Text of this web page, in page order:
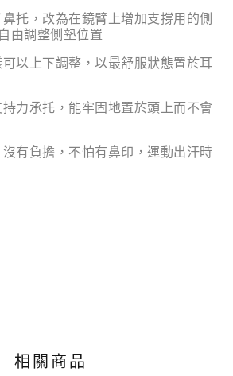
托，改為在鏡臂上增加支撐用的側
由調整側墊位置
以上下調整，以最舒服狀態置於耳
力承托，能牢固地置於頭上而不會
有負擔，不怕有鼻印，運動出汗時
相關商品